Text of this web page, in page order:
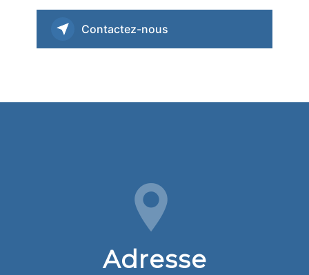
Contactez-nous
Adresse